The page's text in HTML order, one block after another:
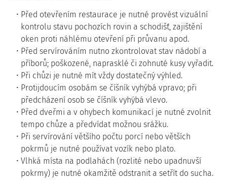
Před otevřením restaurace je nutné provést vizuální
kontrolu stavu pochozích rovin a schodišť, zajištění
oken proti náhlému otevření při průvanu apod.
Před servírováním nutno zkontrolovat stav nádobí a
příborů; poškozené, naprasklé či zohnuté kusy vyřadit.
Při chůzi je nutné mít vždy dostatečný výhled.
Protijdoucím osobám se číšník vyhýbá vpravo; při
předcházení osob se číšník vyhýbá vlevo.
Před dveřmi a v ohybech komunikací je nutné zvolnit
tempo chůze a předvídat možnou srážku.
Při servírování většího počtu porcí nebo větších
pokrmů je nutné používat vozík nebo plato.
Vlhká místa na podlahách (rozlité nebo upadnuvší
pokrmy) je nutné okamžitě odstranit a setřít do sucha.